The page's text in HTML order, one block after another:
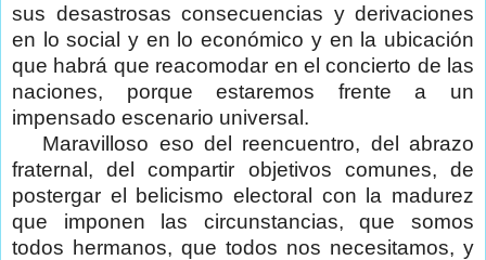
sus desastrosas consecuencias y derivaciones
en lo social y en lo económico y en la ubicación
que habrá que reacomodar en el concierto de las
naciones, porque estaremos frente a un
impensado escenario universal.
Maravilloso eso del reencuentro, del abrazo
fraternal, del compartir objetivos comunes, de
postergar el belicismo electoral con la madurez
que imponen las circunstancias, que somos
todos hermanos, que todos nos necesitamos, y